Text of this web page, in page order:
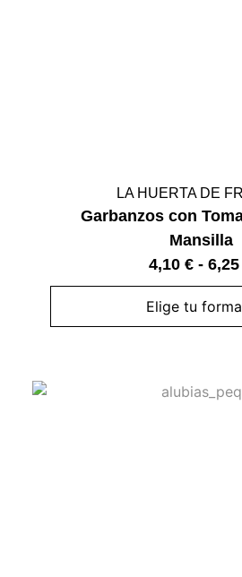
LA HUERTA DE
Garbanzos con
Mansilla
4,10 € - 6,25
Elige tu